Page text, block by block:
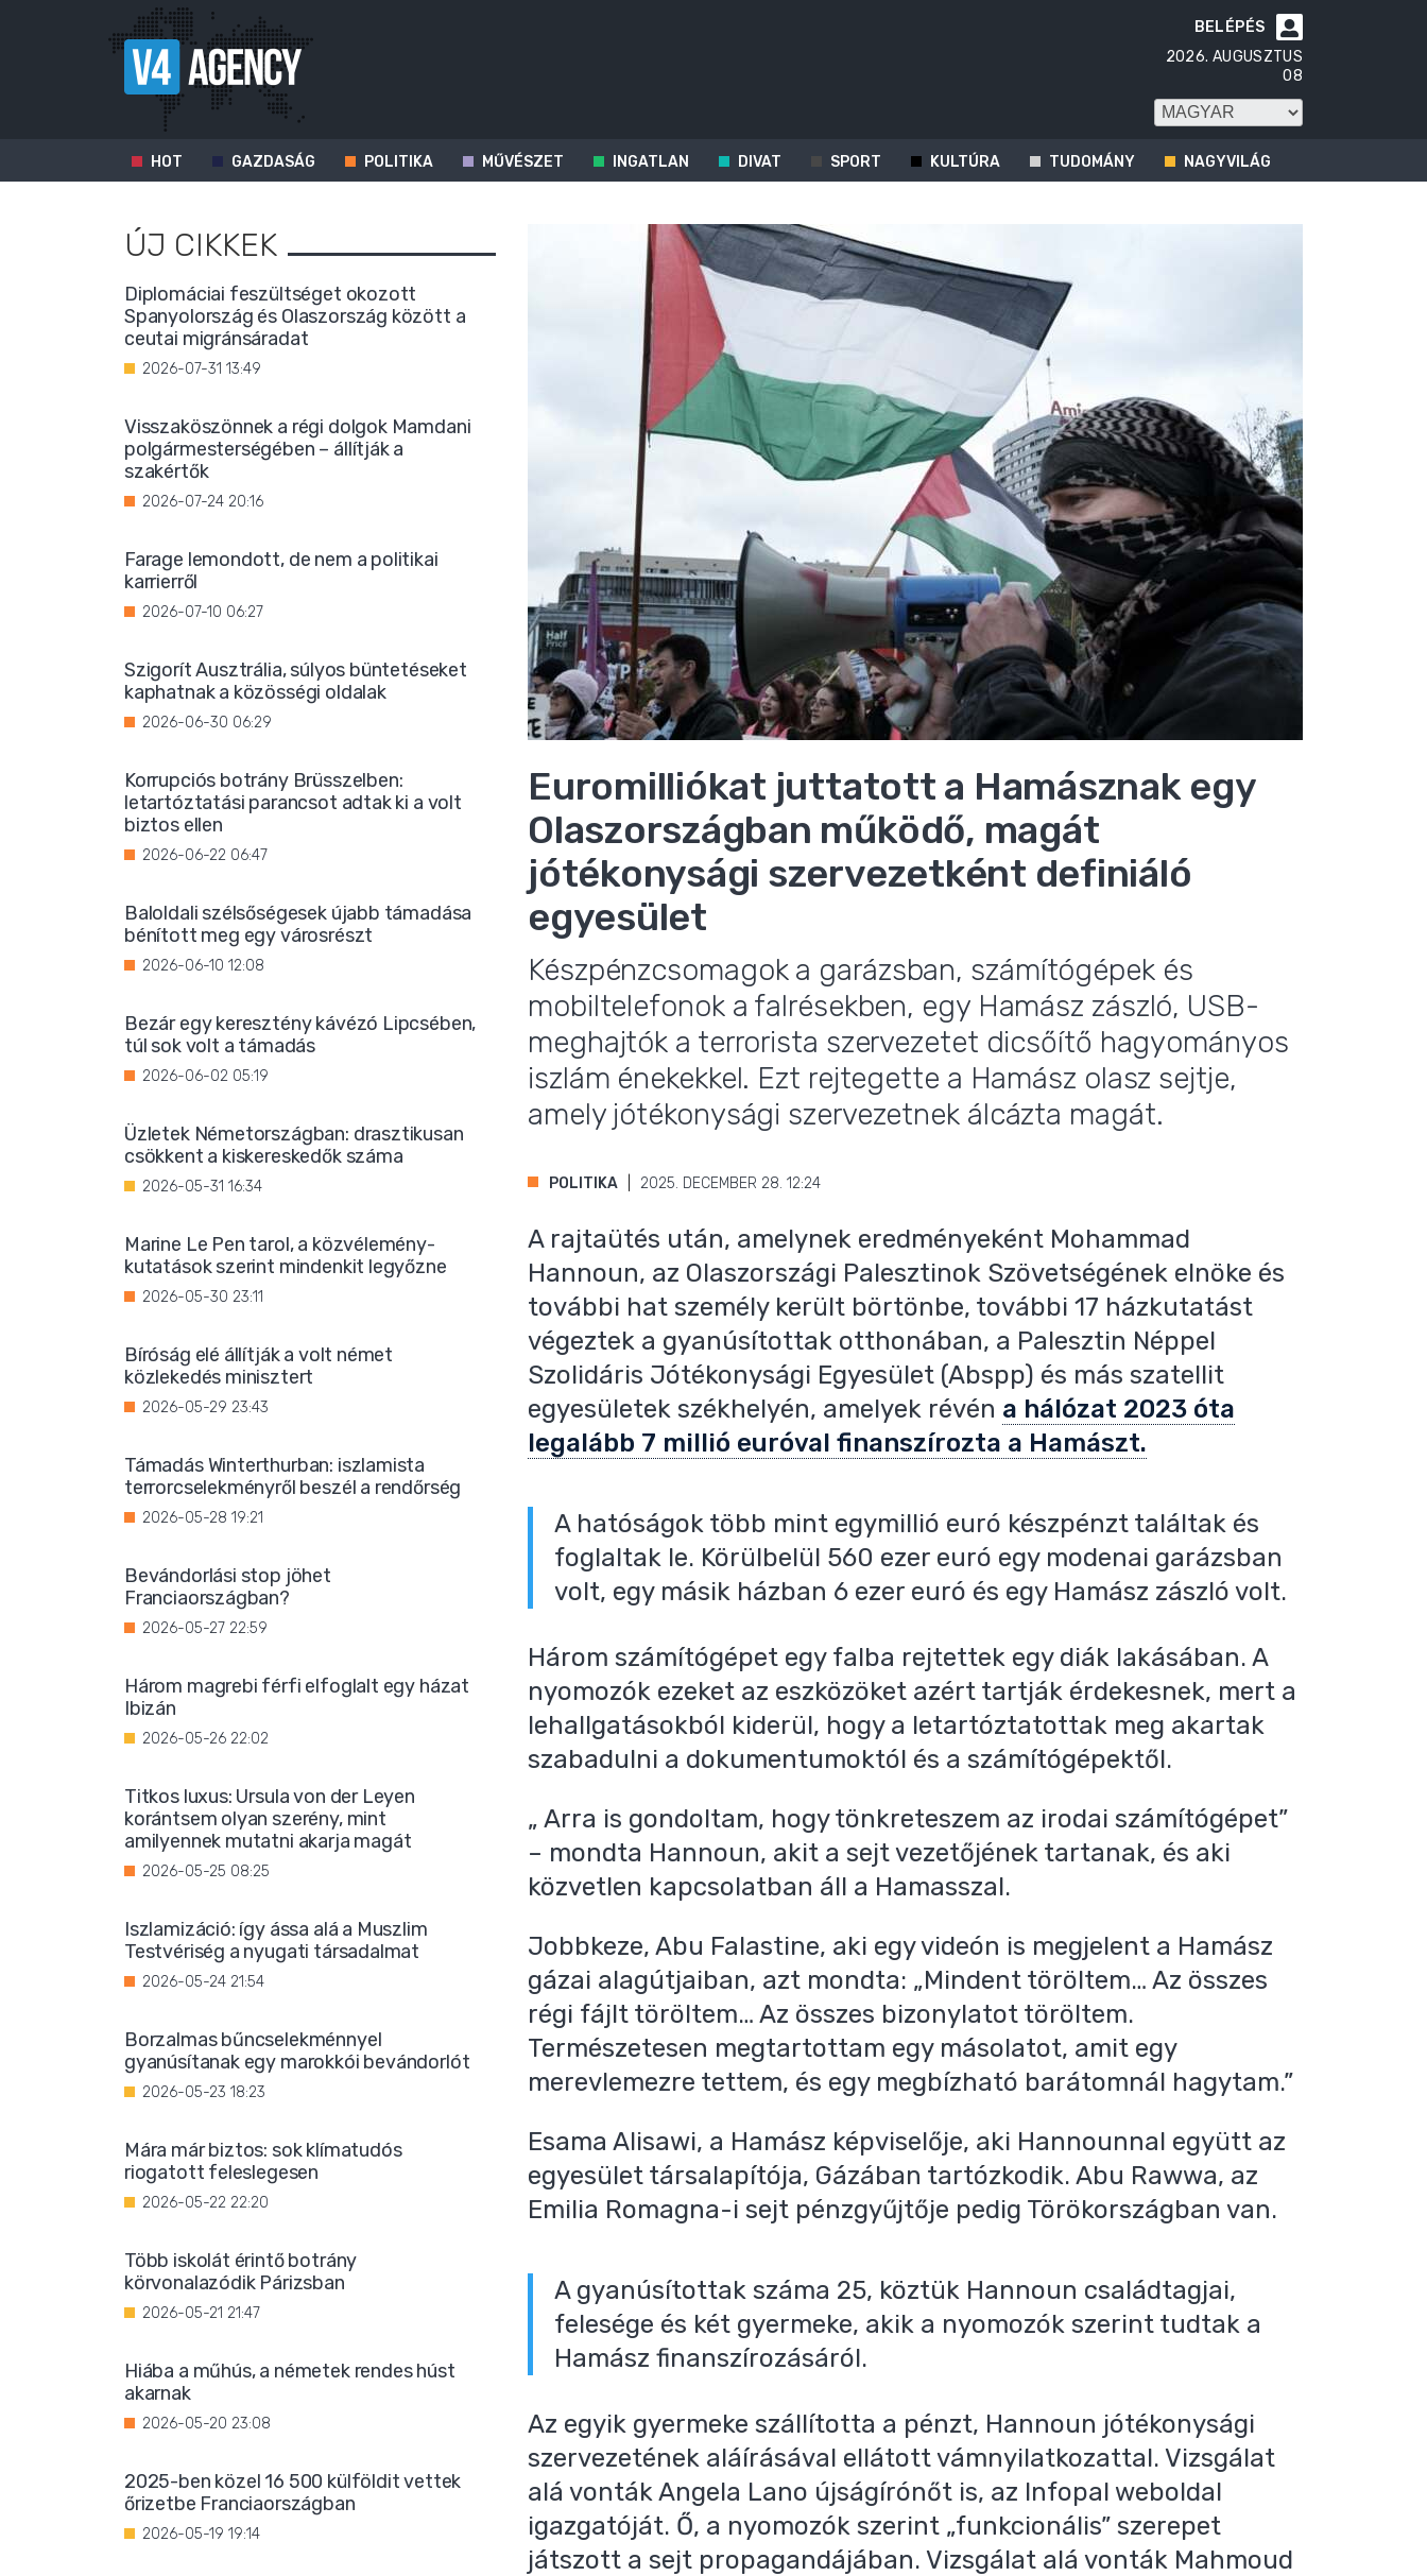

BELÉPÉS
2026. AUGUSZTUS
08
HOT GAZDASÁG POLITIKA MŰVÉSZET INGATLAN DIVAT SPORT KULTÚRA TUDOMÁNY NAGYVILÁG
Euromilliókat juttatott a Hamásznak egy
Olaszországban működő, magát
jótékonysági szervezetként definiáló
egyesület
Készpénzcsomagok a garázsban, számítógépek és
mobiltelefonok a falrésekben, egy Hamász zászló, USB-
meghajtók a terrorista szervezetet dicsőítő hagyományos
iszlám énekekkel. Ezt rejtegette a Hamász olasz sejtje,
amely jótékonysági szervezetnek álcázta magát.
POLITIKA 2025. DECEMBER 28. 12:24
A rajtaütés után, amelynek eredményeként Mohammad
Hannoun, az Olaszországi Palesztinok Szövetségének elnöke és
további hat személy került börtönbe, további 17 házkutatást
végeztek a gyanúsítottak otthonában, a Palesztin Néppel
Szolidáris Jótékonysági Egyesület (Abspp) és más szatellit
egyesületek székhelyén, amelyek révén a hálózat 2023 óta
legalább 7 millió euróval finanszírozta a Hamászt.
A hatóságok több mint egymillió euró készpénzt találtak és
foglaltak le. Körülbelül 560 ezer euró egy modenai garázsban
volt, egy másik házban 6 ezer euró és egy Hamász zászló volt.
Három számítógépet egy falba rejtettek egy diák lakásában. A
nyomozók ezeket az eszközöket azért tartják érdekesnek, mert a
lehallgatásokból kiderül, hogy a letartóztatottak meg akartak
szabadulni a dokumentumoktól és a számítógépektől.
„ Arra is gondoltam, hogy tönkreteszem az irodai számítógépet”
– mondta Hannoun, akit a sejt vezetőjének tartanak, és aki
közvetlen kapcsolatban áll a Hamasszal.
Jobbkeze, Abu Falastine, aki egy videón is megjelent a Hamász
gázai alagútjaiban, azt mondta: „Mindent töröltem… Az összes
régi fájlt töröltem… Az összes bizonylatot töröltem.
Természetesen megtartottam egy másolatot, amit egy
merevlemezre tettem, és egy megbízható barátomnál hagytam.”
Esama Alisawi, a Hamász képviselője, aki Hannounnal együtt az
egyesület társalapítója, Gázában tartózkodik. Abu Rawwa, az
Emilia Romagna-i sejt pénzgyűjtője pedig Törökországban van.
A gyanúsítottak száma 25, köztük Hannoun családtagjai,
felesége és két gyermeke, akik a nyomozók szerint tudtak a
Hamász finanszírozásáról.
Az egyik gyermeke szállította a pénzt, Hannoun jótékonysági
szervezetének aláírásával ellátott vámnyilatkozattal. Vizsgálat
alá vonták Angela Lano újságírónőt is, az Infopal weboldal
igazgatóját. Ő, a nyomozók szerint „funkcionális” szerepet
játszott a sejt propagandájában. Vizsgálat alá vonták Mahmoud
ÚJ CIKKEK
Diplomáciai feszültséget okozott
Spanyolország és Olaszország között a
ceutai migránsáradat
2026-07-31 13:49
Visszaköszönnek a régi dolgok Mamdani
polgármesterségében – állítják a
szakértők
2026-07-24 20:16
Farage lemondott, de nem a politikai
karrierről
2026-07-10 06:27
Szigorít Ausztrália, súlyos büntetéseket
kaphatnak a közösségi oldalak
2026-06-30 06:29
Korrupciós botrány Brüsszelben:
letartóztatási parancsot adtak ki a volt
biztos ellen
2026-06-22 06:47
Baloldali szélsőségesek újabb támadása
bénított meg egy városrészt
2026-06-10 12:08
Bezár egy keresztény kávézó Lipcsében,
túl sok volt a támadás
2026-06-02 05:19
Üzletek Németországban: drasztikusan
csökkent a kiskereskedők száma
2026-05-31 16:34
Marine Le Pen tarol, a közvélemény-
kutatások szerint mindenkit legyőzne
2026-05-30 23:11
Bíróság elé állítják a volt német
közlekedés minisztert
2026-05-29 23:43
Támadás Winterthurban: iszlamista
terrorcselekményről beszél a rendőrség
2026-05-28 19:21
Bevándorlási stop jöhet
Franciaországban?
2026-05-27 22:59
Három magrebi férfi elfoglalt egy házat
Ibizán
2026-05-26 22:02
Titkos luxus: Ursula von der Leyen
korántsem olyan szerény, mint
amilyennek mutatni akarja magát
2026-05-25 08:25
Iszlamizáció: így ássa alá a Muszlim
Testvériség a nyugati társadalmat
2026-05-24 21:54
Borzalmas bűncselekménnyel
gyanúsítanak egy marokkói bevándorlót
2026-05-23 18:23
Mára már biztos: sok klímatudós
riogatott feleslegesen
2026-05-22 22:20
Több iskolát érintő botrány
körvonalazódik Párizsban
2026-05-21 21:47
Hiába a műhús, a németek rendes húst
akarnak
2026-05-20 23:08
2025-ben közel 16 500 külföldit vettek
őrizetbe Franciaországban
2026-05-19 19:14